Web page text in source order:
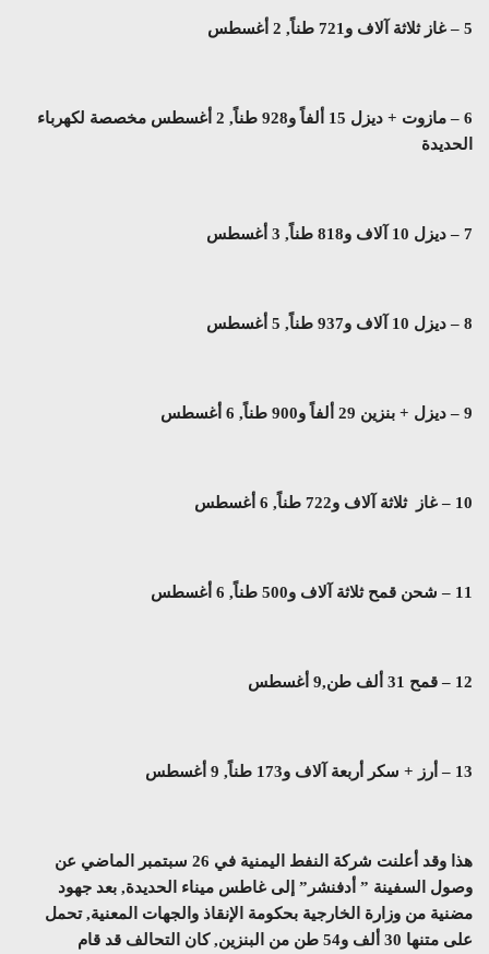
5 – غاز ثلاثة آلاف و721 طناً, 2 أغسطس
6 – مازوت + ديزل 15 ألفاً و928 طناً, 2 أغسطس مخصصة لكهرباء
الحديدة
7 – ديزل 10 آلاف و818 طناً, 3 أغسطس
8 – ديزل 10 آلاف و937 طناً, 5 أغسطس
9 – ديزل + بنزين 29 ألفاً و900 طناً, 6 أغسطس
10 – غاز ثلاثة آلاف و722 طناً, 6 أغسطس
11 – شحن قمح ثلاثة آلاف و500 طناً, 6 أغسطس
12 – قمح 31 ألف طن,9 أغسطس
13 – أرز + سكر أربعة آلاف و173 طناً, 9 أغسطس
هذا وقد أعلنت شركة النفط اليمنية في 26 سبتمبر الماضي عن
وصول السفينة ” أدفنشر” إلى غاطس ميناء الحديدة, بعد جهود
مضنية من وزارة الخارجية بحكومة الإنقاذ والجهات المعنية, تحمل
على متنها 30 ألف و54 طن من البنزين, كان التحالف قد قام